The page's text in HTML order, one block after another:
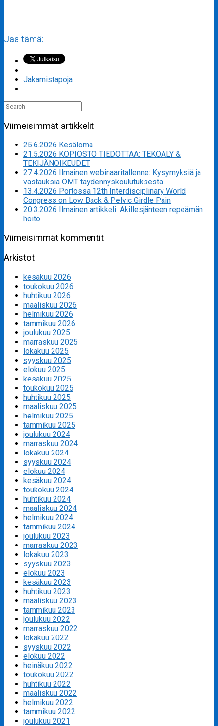
Jaa tämä:
Jakamistapoja
Search
for:
Viimeisimmät artikkelit
25.6.2026 Kesäloma
21.5.2026 KOPIOSTO TIEDOTTAA: TEKOÄLY &
TEKIJÄNOIKEUDET
27.4.2026 Ilmainen webinaaritallenne: Kysymyksiä ja
vastauksia OMT täydennyskoulutuksesta
13.4.2026 Portossa 12th Interdisciplinary World
Congress on Low Back & Pelvic Girdle Pain
20.3.2026 Ilmainen artikkeli: Akillesjänteen repeämän
hoito
Viimeisimmät kommentit
Arkistot
kesäkuu 2026
toukokuu 2026
huhtikuu 2026
maaliskuu 2026
helmikuu 2026
tammikuu 2026
joulukuu 2025
marraskuu 2025
lokakuu 2025
syyskuu 2025
elokuu 2025
kesäkuu 2025
toukokuu 2025
huhtikuu 2025
maaliskuu 2025
helmikuu 2025
tammikuu 2025
joulukuu 2024
marraskuu 2024
lokakuu 2024
syyskuu 2024
elokuu 2024
kesäkuu 2024
toukokuu 2024
huhtikuu 2024
maaliskuu 2024
helmikuu 2024
tammikuu 2024
joulukuu 2023
marraskuu 2023
lokakuu 2023
syyskuu 2023
elokuu 2023
kesäkuu 2023
huhtikuu 2023
maaliskuu 2023
tammikuu 2023
joulukuu 2022
marraskuu 2022
lokakuu 2022
syyskuu 2022
elokuu 2022
heinäkuu 2022
toukokuu 2022
huhtikuu 2022
maaliskuu 2022
helmikuu 2022
tammikuu 2022
joulukuu 2021